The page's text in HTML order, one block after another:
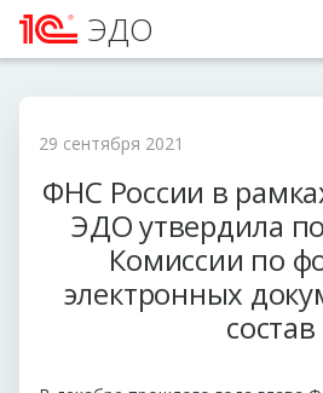
ЭДО
29 сентября 2021
ФНС России в
ЭДО утвердила
Комиссии по
электронных
состав